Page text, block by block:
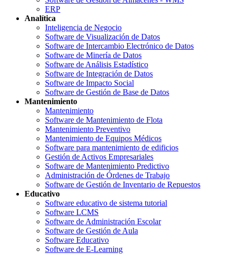
ERP
Analítica
Inteligencia de Negocio
Software de Visualización de Datos
Software de Intercambio Electrónico de Datos
Software de Minería de Datos
Software de Análisis Estadístico
Software de Integración de Datos
Software de Impacto Social
Software de Gestión de Base de Datos
Mantenimiento
Mantenimiento
Software de Mantenimiento de Flota
Mantenimiento Preventivo
Mantenimiento de Equipos Médicos
Software para mantenimiento de edificios
Gestión de Activos Empresariales
Software de Mantenimiento Predictivo
Administración de Órdenes de Trabajo
Software de Gestión de Inventario de Repuestos
Educativo
Software educativo de sistema tutorial
Software LCMS
Software de Administración Escolar
Software de Gestión de Aula
Software Educativo
Software de E-Learning